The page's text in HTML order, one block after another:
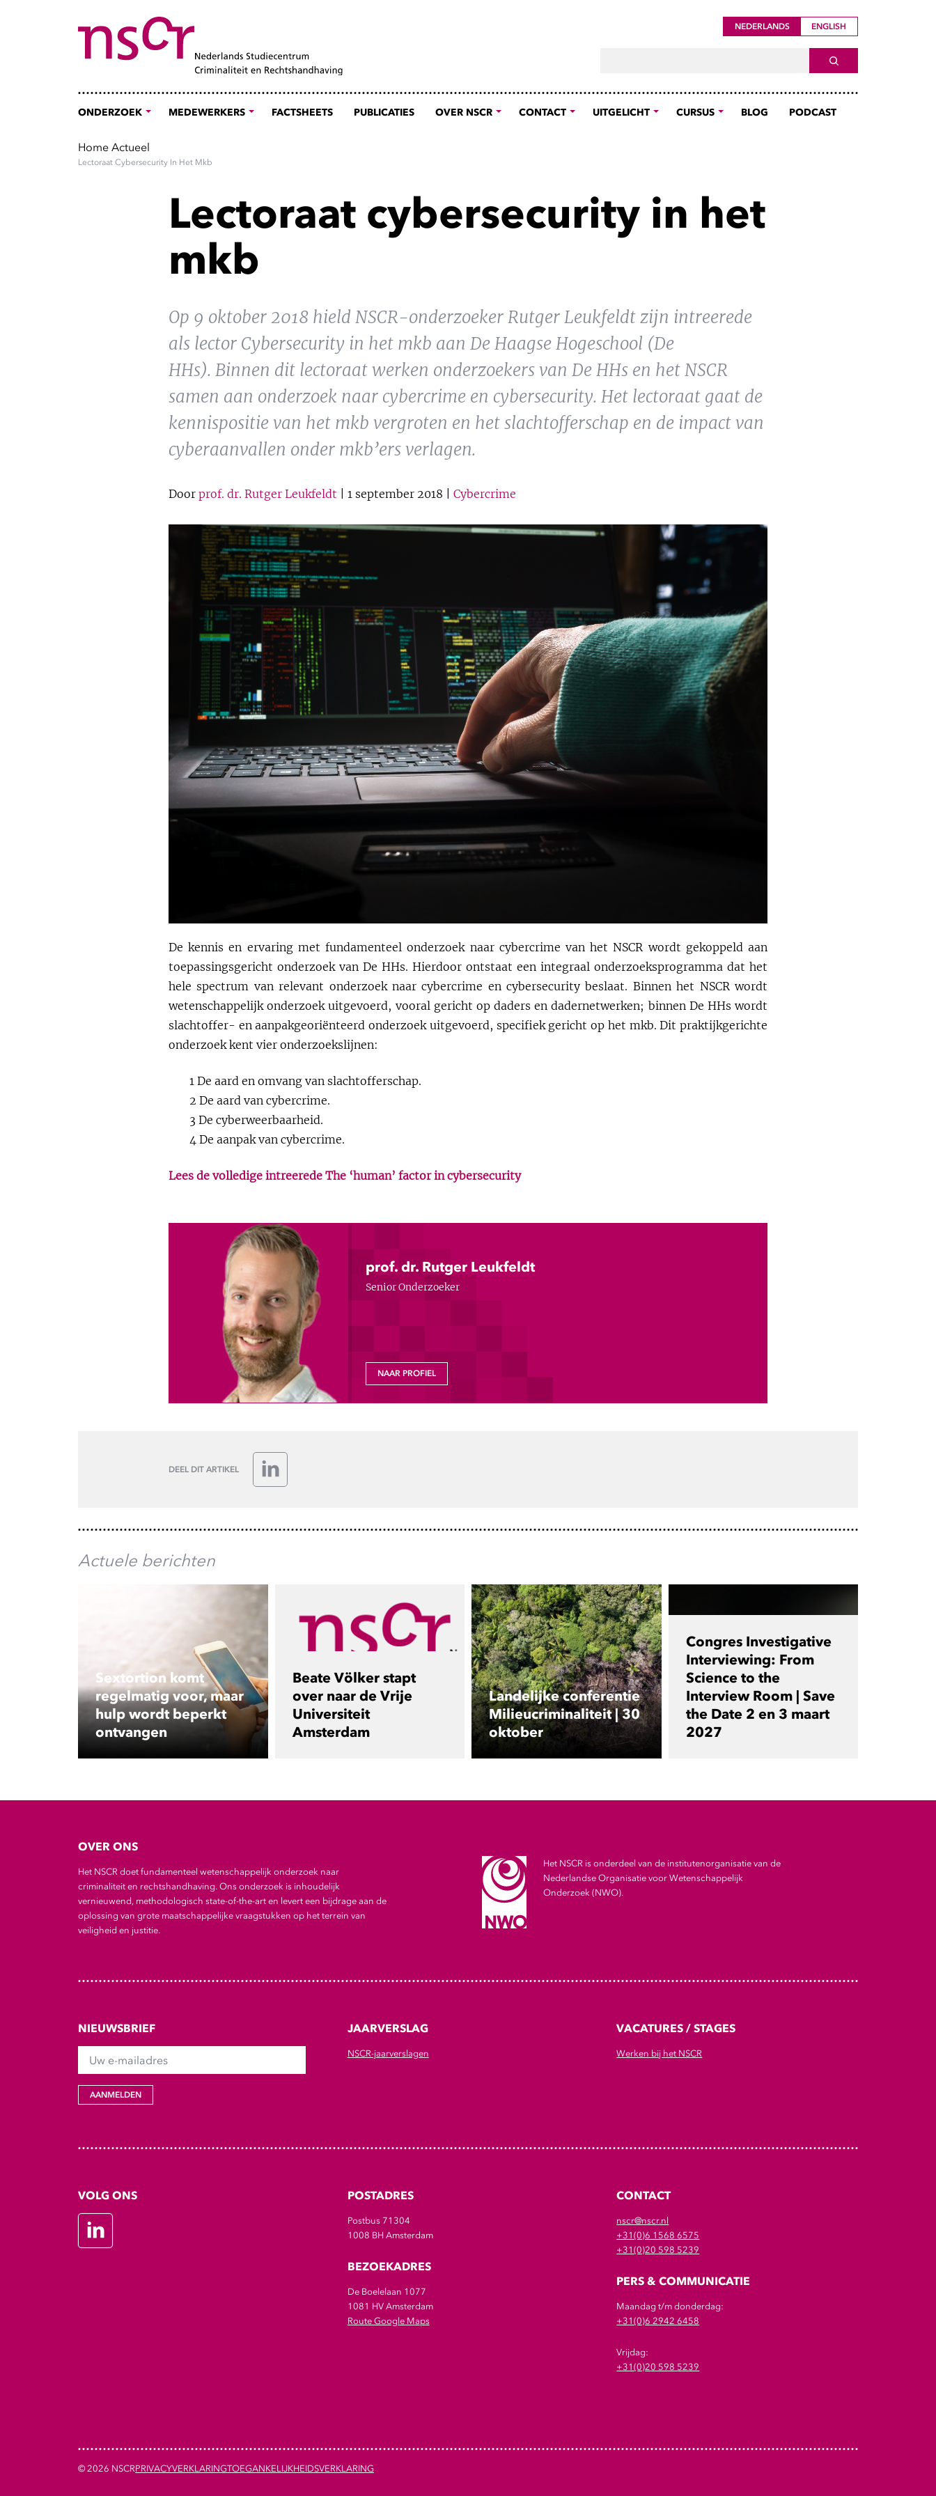
NEDERLANDS ENGLISH
SEARCH
ONDERZOEK MEDEWERKERS FACTSHEETS PUBLICATIES OVER NSCR CONTACT UITGELICHT CURSUS BLOG PODCAST
Home Actueel
Lectoraat Cybersecurity In Het Mkb
Lectoraat cybersecurity in het
mkb
Op 9 oktober 2018 hield NSCR-onderzoeker Rutger Leukfeldt zijn intreerede
als lector Cybersecurity in het mkb aan De Haagse Hogeschool (De
HHs). Binnen dit lectoraat werken onderzoekers van De HHs en het NSCR
samen aan onderzoek naar cybercrime en cybersecurity. Het lectoraat gaat de
kennispositie van het mkb vergroten en het slachtofferschap en de impact van
cyberaanvallen onder mkb’ers verlagen.
Door prof. dr. Rutger Leukfeldt | 1 september 2018 | Cybercrime
De kennis en ervaring met fundamenteel onderzoek naar cybercrime van het NSCR wordt gekoppeld aan
toepassingsgericht onderzoek van De HHs. Hierdoor ontstaat een integraal onderzoeksprogramma dat het
hele spectrum van relevant onderzoek naar cybercrime en cybersecurity beslaat. Binnen het NSCR wordt
wetenschappelijk onderzoek uitgevoerd, vooral gericht op daders en dadernetwerken; binnen De HHs wordt
slachtoffer- en aanpakgeoriënteerd onderzoek uitgevoerd, specifiek gericht op het mkb. Dit praktijkgerichte
onderzoek kent vier onderzoekslijnen:
1 De aard en omvang van slachtofferschap.
2 De aard van cybercrime.
3 De cyberweerbaarheid.
4 De aanpak van cybercrime.
Lees de volledige intreerede The ‘human’ factor in cybersecurity
prof. dr. Rutger Leukfeldt
Senior Onderzoeker
NAAR PROFIEL
DEEL DIT ARTIKEL
LinkedIn
Actuele berichten
Sextortion komt
regelmatig voor, maar
hulp wordt beperkt
ontvangen
Beate Völker stapt
over naar de Vrije
Universiteit
Amsterdam
Landelijke conferentie
Milieucriminaliteit | 30
oktober
Congres Investigative
Interviewing: From
Science to the
Interview Room | Save
the Date 2 en 3 maart
2027
OVER ONS
Het NSCR doet fundamenteel wetenschappelijk onderzoek naar
criminaliteit en rechtshandhaving. Ons onderzoek is inhoudelijk
vernieuwend, methodologisch state-of-the-art en levert een bijdrage aan de
oplossing van grote maatschappelijke vraagstukken op het terrein van
veiligheid en justitie.
Het NSCR is onderdeel van de institutenorganisatie van de
Nederlandse Organisatie voor Wetenschappelijk
Onderzoek (NWO).
NIEUWSBRIEF
AANMELDEN
JAARVERSLAG
NSCR-jaarverslagen
VACATURES / STAGES
Werken bij het NSCR
VOLG ONS
LinkedIn
POSTADRES
Postbus 71304
1008 BH Amsterdam
BEZOEKADRES
De Boelelaan 1077
1081 HV Amsterdam
Route Google Maps
CONTACT
nscr@nscr.nl
+31(0)6 1568 6575
+31(0)20 598 5239
PERS & COMMUNICATIE
Maandag t/m donderdag:
+31(0)6 2942 6458
Vrijdag:
+31(0)20 598 5239
© 2026 NSCRPRIVACYVERKLARINGTOEGANKELIJKHEIDSVERKLARING